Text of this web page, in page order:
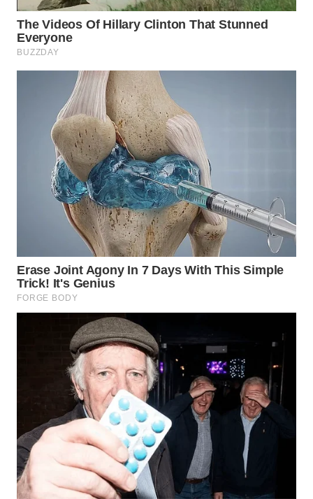
WN
KARO
SIMALUNGUN
WN
LABUHANBATU
WN
TAPANULI
TENGAH
SERDANG
WN
WN
KARAWANG
BEKASI